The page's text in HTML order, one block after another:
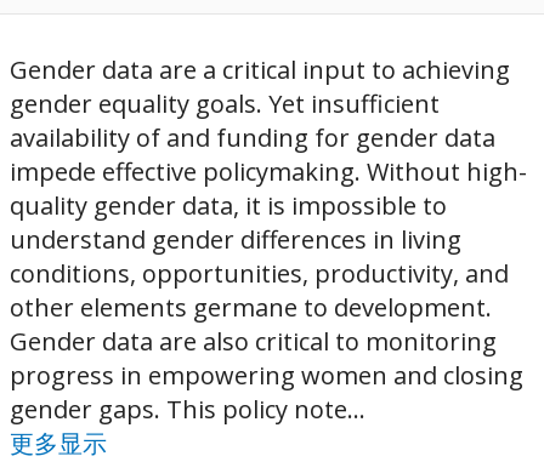
Gender data are a critical input to achieving
gender equality goals. Yet insufficient
availability of and funding for gender data
impede effective policymaking. Without high-
quality gender data, it is impossible to
understand gender differences in living
conditions, opportunities, productivity, and
other elements germane to development.
Gender data are also critical to monitoring
progress in empowering women and closing
gender gaps. This policy note...
更多显示